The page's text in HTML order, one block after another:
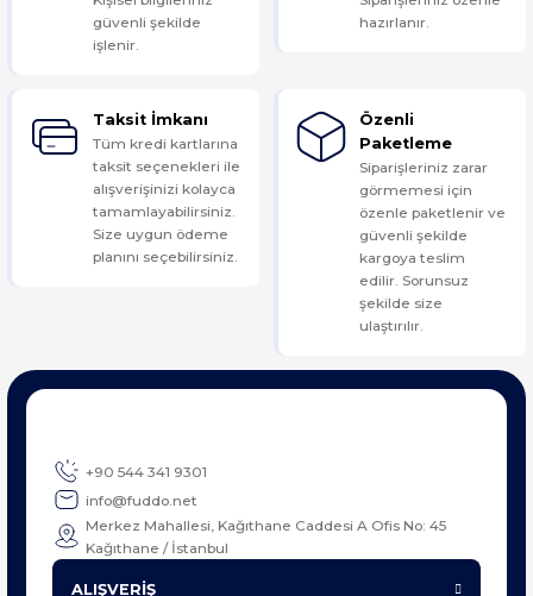
güvenli şekilde
işlenir.
hazırlanır.
Taksit İmkanı
Tüm kredi kartlarına
taksit seçenekleri ile
alışverişinizi kolayca
tamamlayabilirsiniz.
Size uygun ödeme
planını seçebilirsiniz.
Özenli
Paketleme
Siparişleriniz zarar
görmemesi için
özenle paketlenir ve
güvenli şekilde
kargoya teslim
edilir. Sorunsuz
şekilde size
ulaştırılır.
+90 544 341 9301
info@fuddo.net
Merkez Mahallesi, Kağıthane Caddesi A Ofis No: 45
Kağıthane / İstanbul
ALIŞVERİŞ